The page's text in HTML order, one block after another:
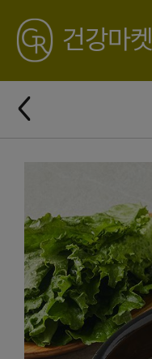
GREATING
건강마켓
로
뒤
로
가